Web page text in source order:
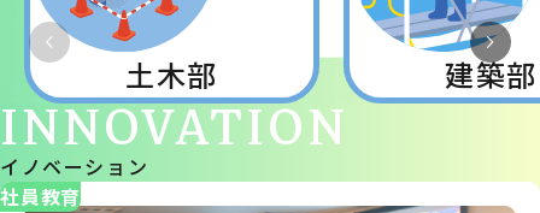
土木部 建築部
イノベーション
INNOVATION
社員教育